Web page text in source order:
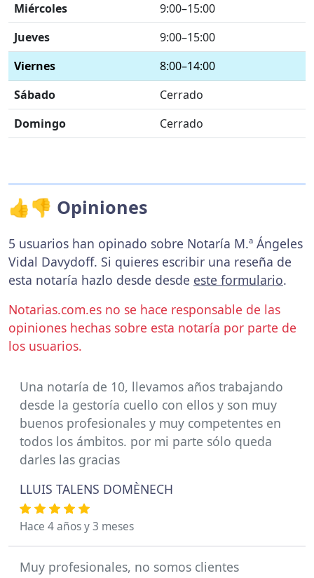
Miércoles
9:00–15:00
Jueves
9:00–15:00
Viernes
8:00–14:00
Sábado
Cerrado
Domingo
Cerrado
👍👎 Opiniones
5 usuarios han opinado sobre Notaría M.ª Ángeles
Vidal Davydoff. Si quieres escribir una reseña de
esta notaría hazlo desde desde este formulario.
Notarias.com.es no se hace responsable de las
opiniones hechas sobre esta notaría por parte de
los usuarios.
Una notaría de 10, llevamos años trabajando
desde la gestoría cuello con ellos y son muy
buenos profesionales y muy competentes en
todos los ámbitos. por mi parte sólo queda
darles las gracias
LLUIS TALENS DOMÈNECH
Hace 4 años y 3 meses
Muy profesionales, no somos clientes